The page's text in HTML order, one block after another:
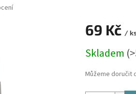
69 Kč /
cena:
Skladem
Můžeme doručit